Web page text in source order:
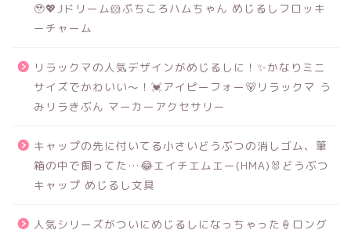
🥹💖Jドリーム🐹ぷちころハムちゃん めじるしフロッキ
ーチャーム
リラックマの人気デザインがめじるしに！✨かなりミニ
サイズでかわいい～！💓アイピーフォー🐻リラックマ う
みリラきぶん マーカーアクセサリー
キャップの先に付いてる小さいどうぶつの消しゴム、筆
箱の中で飼ってた…😂エイチエムエー(HMA)🐰どうぶつ
キャップ めじるし文具
人気シリーズがついにめじるしになっちゃった🍦ロング